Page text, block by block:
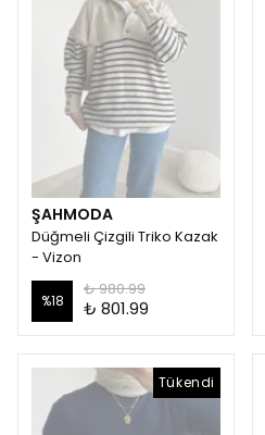
ŞAHMODA
Düğmeli Çizgili Triko Kazak
- Vizon
%18
₺ 980.99
₺ 801.99
Tükendi